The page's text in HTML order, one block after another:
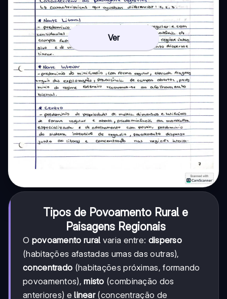
Ver
Tipos de Povoamento Rural e
Paisagens Regionais
O povoamento rural varia entre: disperso
(habitações afastadas umas das outras),
concentrado (habitações próximas, formando
povoamentos),misto (combinação dos
anteriores) elinear(concentração de